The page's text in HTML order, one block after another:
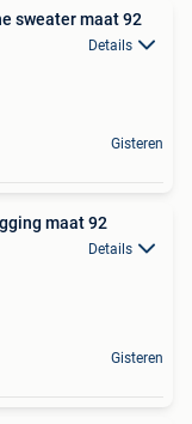
sweater maat 92
Details
Gisteren
maat 92
Details
Gisteren